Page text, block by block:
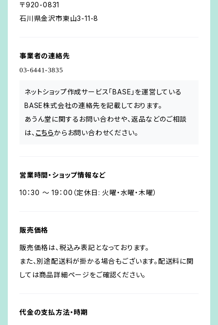
〒920-0831
石川県金沢市東山3-11-8
事業者の連絡先
ネットショップ作成サービス「BASE」を運営している
BASE株式会社の連絡先を記載しております。
あうん堂に関するお問い合わせや、返品などのご相談
は、 こちらからお問い合わせください。
営業時間・ショップ情報など
10：30 ～ 19：00（定休日: 火曜・水曜・木曜）
販売価格
販売価格は、税込み表記となっております。
また、別途配送料が掛かる場合もございます。配送料に関
しては商品詳細ページをご確認ください。
代金の支払方法・時期